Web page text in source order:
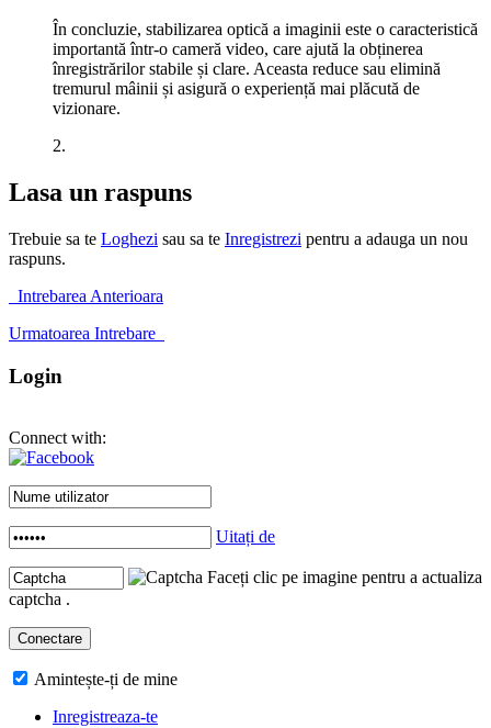
În concluzie, stabilizarea optică a imaginii este o caracteristică
importantă într-o cameră video, care ajută la obținerea
înregistrărilor stabile și clare. Aceasta reduce sau elimină
tremurul mâinii și asigură o experiență mai plăcută de
vizionare.
2.
Lasa un raspuns
Trebuie sa te Loghezi sau sa te Inregistrezi pentru a adauga un nou
raspuns.
Intrebarea Anterioara
Urmatoarea Intrebare
Login
Connect with:
Uitați de
Faceți clic pe imagine pentru a actualiza
captcha .
Amintește-ți de mine
Inregistreaza-te